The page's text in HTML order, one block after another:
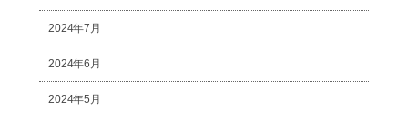
2024年7月
2024年6月
2024年5月